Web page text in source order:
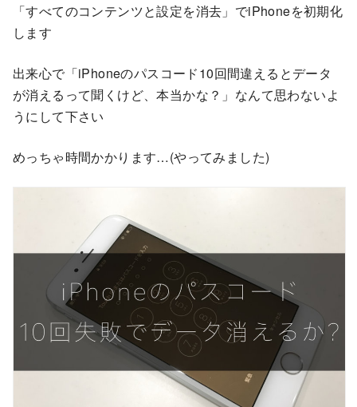
「すべてのコンテンツと設定を消去」でiPhoneを初期化
します
出来心で「iPhoneのパスコード10回間違えるとデータ
が消えるって聞くけど、本当かな？」なんて思わないよ
うにして下さい
めっちゃ時間かかります…(やってみました)